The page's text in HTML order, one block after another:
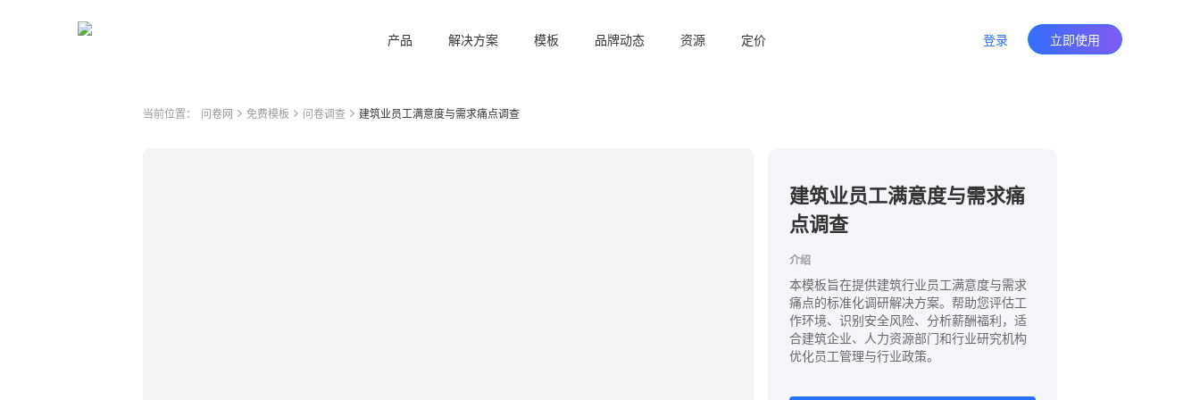
产品 解决方案 模板 品牌动态 资源 定价 登录 立即使用
当前位置： 问卷网 免费模板 问卷调查 建筑业员工满意度与需求痛点调查
建筑业员工满意度与需求痛
点调查
介绍
本模板旨在提供建筑行业员工满意度与需求
痛点的标准化调研解决方案。帮助您评估工
作环境、识别安全风险、分析薪酬福利，适
合建筑企业、人力资源部门和行业研究机构
优化员工管理与行业政策。